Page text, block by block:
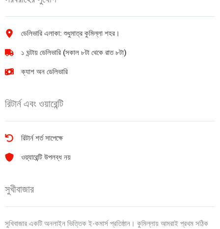
ডেলিভারি এলাকা: শুধুমাত্র কুমিল্লা শহর।
১ ঘন্টায় ডেলিভারি (সকাল ৮টা থেকে রাত ৮টা)
ক্যাশ অন ডেলিভারি
রিটার্ন এবং ওয়ারেন্টি
রিটার্ন শর্ত সাপেক্ষে
ওয়্যারেন্টি উপলব্ধ নয়
সুখীবাজার
সুখিবাজার একটি অনলাইন ভিত্তিক ই-কমার্স প্রতিষ্ঠান। কুমিল্লায় আমরাই প্রথম সঠিক